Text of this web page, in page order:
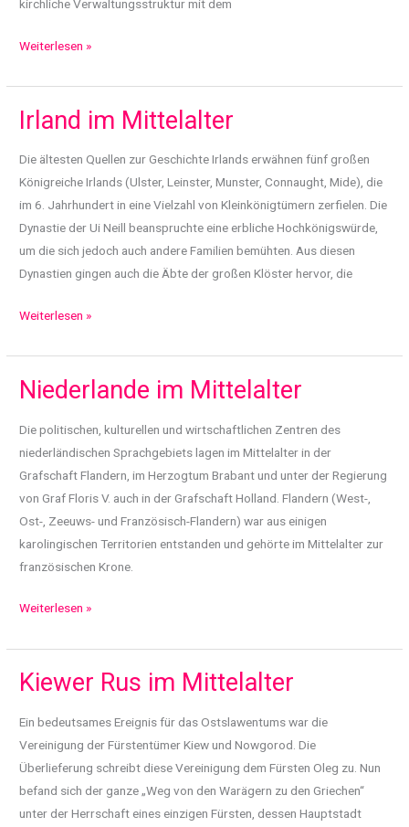
kirchliche Verwaltungsstruktur mit dem
Polen
Mittelalter
Weiterlesen »
Irland im Mittelalter
Die ältesten Quellen zur Geschichte Irlands erwähnen fünf großen
Königreiche Irlands (Ulster, Leinster, Munster, Connaught, Mide), die
im 6. Jahrhundert in eine Vielzahl von Kleinkönigtümern zerfielen. Die
Dynastie der Ui Neill beanspruchte eine erbliche Hochkönigswürde,
um die sich jedoch auch andere Familien bemühten. Aus diesen
Dynastien gingen auch die Äbte der großen Klöster hervor, die
Irland
Mittelalter
Weiterlesen »
Niederlande im Mittelalter
Die politischen, kulturellen und wirtschaftlichen Zentren des
niederländischen Sprachgebiets lagen im Mittelalter in der
Grafschaft Flandern, im Herzogtum Brabant und unter der Regierung
von Graf Floris V. auch in der Grafschaft Holland. Flandern (West-,
Ost-, Zeeuws- und Französisch-Flandern) war aus einigen
karolingischen Territorien entstanden und gehörte im Mittelalter zur
französischen Krone.
Niederlande
Mittelalter
Weiterlesen »
Kiewer Rus im Mittelalter
Ein bedeutsames Ereignis für das Ostslawentums war die
Vereinigung der Fürstentümer Kiew und Nowgorod. Die
Überlieferung schreibt diese Vereinigung dem Fürsten Oleg zu. Nun
befand sich der ganze „Weg von den Warägern zu den Griechen“
unter der Herrschaft eines einzigen Fürsten, dessen Hauptstadt